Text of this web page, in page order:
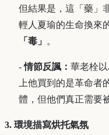
但結果是，這「藥」
輕人夏瑜的生命換來
「毒」 。
-情節反諷： 華老栓
上他買到的是革命者
體，但他們真正需要
3. 環境描寫烘托氣氛